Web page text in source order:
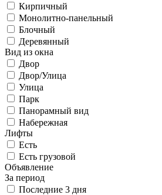
Кирпичный
Монолитно-панельный
Блочный
Деревянный
Вид из окна
Двор
Двор/Улица
Улица
Парк
Панорамный вид
Набережная
Лифты
Есть
Есть грузовой
Объявление
За период
Последние 3 дня